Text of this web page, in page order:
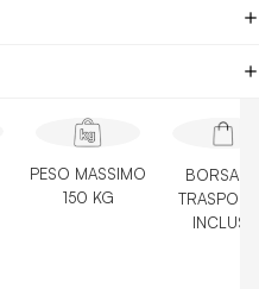
PESO MASSIMO
150 KG
BORSA
INCLUSA